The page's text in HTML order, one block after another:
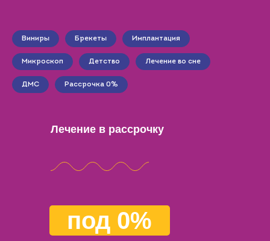
Виниры Брекеты Имплантация
Микроскоп Детство Лечение во сне
ДМС Рассрочка 0%
Лечение в рассрочку
под 0%